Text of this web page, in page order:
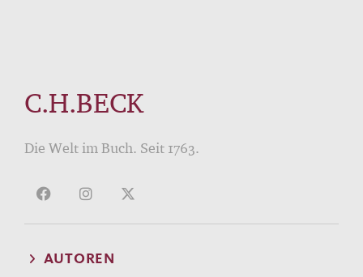
C.H.BECK
Die Welt im Buch. Seit 1763.
AUTOREN